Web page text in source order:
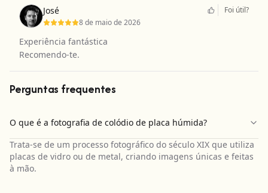
José
8 de maio de 2026
Foi útil?
Experiência fantástica
Recomendo-te.
Perguntas frequentes
O que é a fotografia de colódio de placa húmida?
Trata-se de um processo fotográfico do século XIX que utiliza
placas de vidro ou de metal, criando imagens únicas e feitas
à mão.